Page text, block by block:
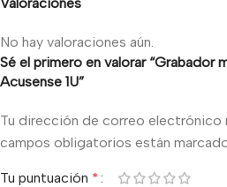
No hay valoraciones aún.
Sé el primero en valorar “Grabador
Acusense 1U”
Tu dirección de correo electrónico
campos obligatorios están
Tu puntuación *